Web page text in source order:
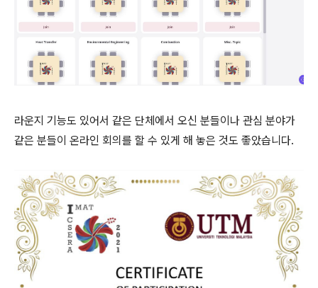
라운지 기능도 있어서 같은 단체에서 오신 분들이나 관심 분야가
같은 분들이 온라인 회의를 할 수 있게 해 놓은 것도 좋았습니다.